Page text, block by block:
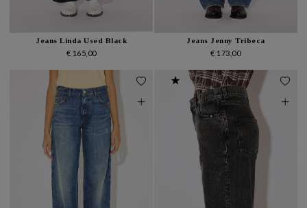
Jeans Linda Used Black
€ 165,00
Jeans Jenny Tribeca
€ 173,00
★